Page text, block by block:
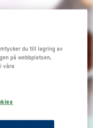
du till lagring av
på webbplatsen,
våra